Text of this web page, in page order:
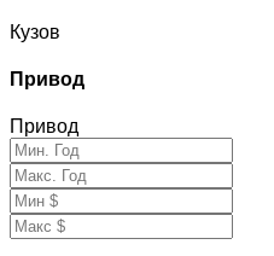
Кузов
Привод
Привод